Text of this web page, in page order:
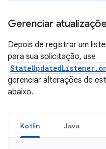
Gerenciar
Depois de registrar um
para sua solicitação, use
gerenciar alterações de
abaixo.
Kotlin Java